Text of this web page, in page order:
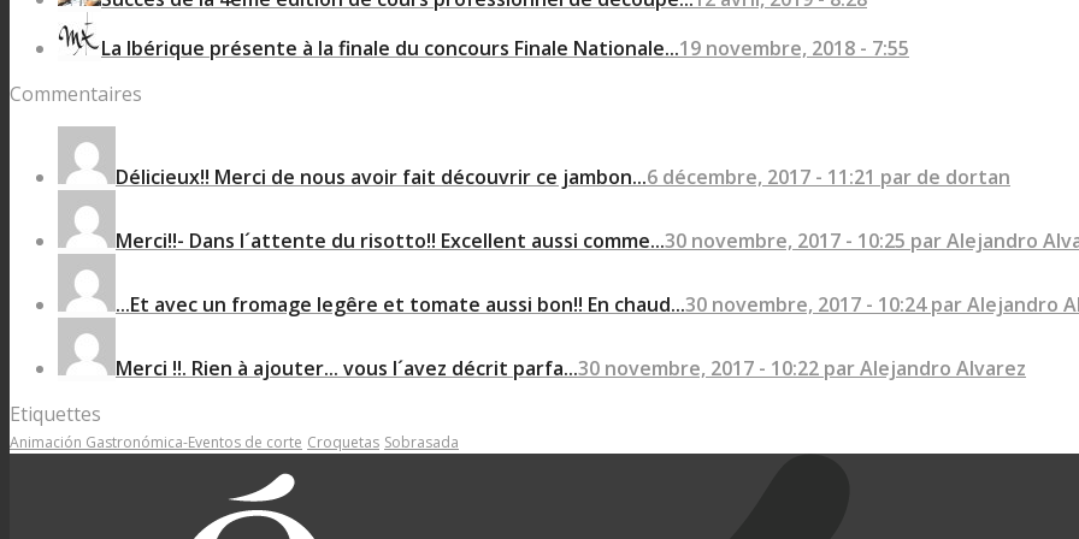
La Ibérique présente à la finale du concours Finale Nationale...19 novembre, 2018 - 7:55
Commentaires
Délicieux!! Merci de nous avoir fait découvrir ce jambon...6 décembre, 2017 - 11:21 par de dortan
Merci!!- Dans l´attente du risotto!! Excellent aussi comme...30 novembre, 2017 - 10:25 par Alejandro
...Et avec un fromage legêre et tomate aussi bon!! En chaud...30 novembre, 2017 - 10:24 par Alejandro
Merci !!. Rien à ajouter... vous l´avez décrit parfa...30 novembre, 2017 - 10:22 par Alejandro Alvarez
Etiquettes
Animación Gastronómica-Eventos de corte Croquetas Sobrasada